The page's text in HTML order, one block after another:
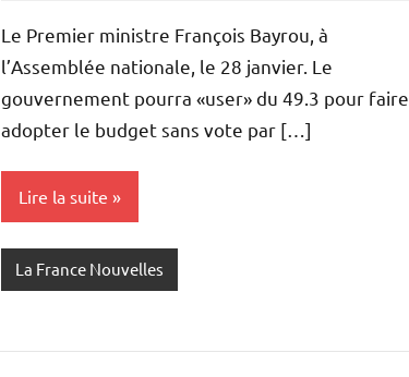
Le Premier ministre François Bayrou, à
l’Assemblée nationale, le 28 janvier. Le
gouvernement pourra «user» du 49.3 pour faire
adopter le budget sans vote par […]
Lire la suite
La France Nouvelles